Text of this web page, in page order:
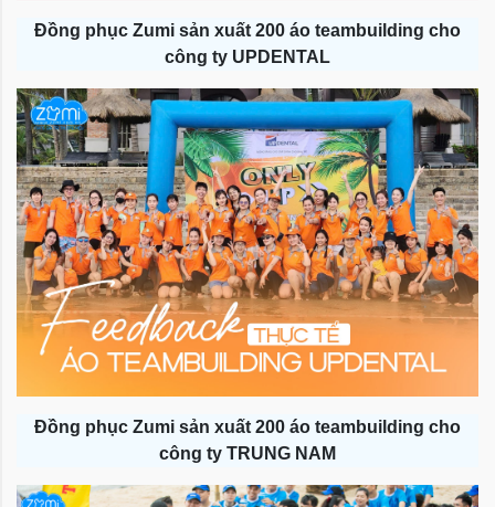
Đồng phục Zumi sản xuất 200 áo teambuilding cho
công ty UPDENTAL
Đồng phục Zumi sản xuất 200 áo teambuilding cho
công ty TRUNG NAM